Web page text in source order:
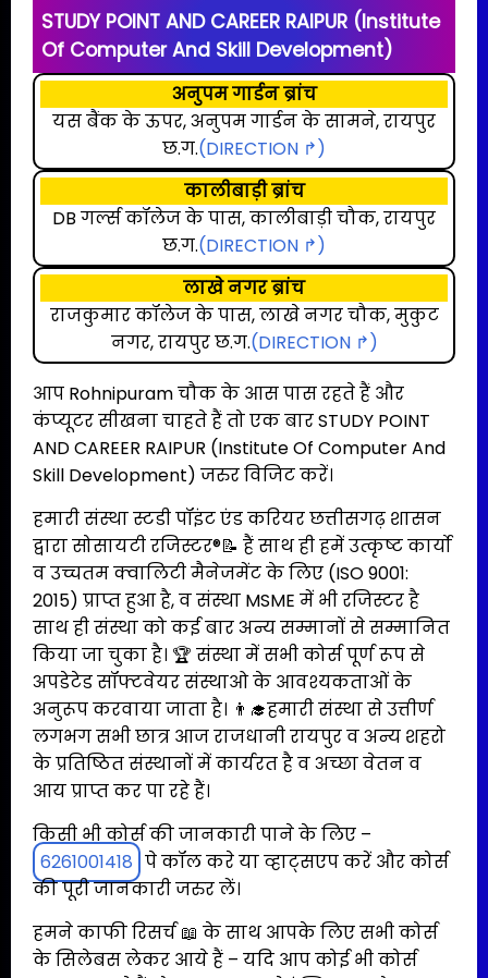
STUDY POINT AND CAREER RAIPUR (Institute
Of Computer And Skill Development)
अनुपम गार्डन ब्रांच
यस बैंक के ऊपर, अनुपम गार्डन के सामने, रायपुर
छ.ग.(DIRECTION ↱)
कालीबाड़ी ब्रांच
DB गर्ल्स कॉलेज के पास, कालीबाड़ी चौक, रायपुर
छ.ग.(DIRECTION ↱)
लाखे नगर ब्रांच
राजकुमार कॉलेज के पास, लाखे नगर चौक, मुकुट
नगर, रायपुर छ.ग.(DIRECTION ↱)
आप Rohnipuram चौक के आस पास रहते हैं और
कंप्यूटर सीखना चाहते हैं तो एक बार STUDY POINT
AND CAREER RAIPUR (Institute Of Computer And
Skill Development) जरुर विजिट करें।
हमारी संस्था स्टडी पॉइंट एंड करियर छत्तीसगढ़ शासन
द्वारा सोसायटी रजिस्टर®📝 हैं साथ ही हमें उत्कृष्ट कार्यो
व उच्चतम क्वालिटी मैनेजमेंट के लिए (ISO 9001:
2015) प्राप्त हुआ है, व संस्था MSME में भी रजिस्टर है
साथ ही संस्था को कई बार अन्य सम्मानों से सम्मानित
किया जा चुका है। 🏆 संस्था में सभी कोर्स पूर्ण रूप से
अपडेटेड सॉफ्टवेयर संस्थाओ के आवश्यकताओं के
अनुरूप करवाया जाता है। 👨‍🎓हमारी संस्था से उत्तीर्ण
लगभग सभी छात्र आज राजधानी रायपुर व अन्य शहरो
के प्रतिष्ठित संस्थानों में कार्यरत है व अच्छा वेतन व
आय प्राप्त कर पा रहे हैं।
किसी भी कोर्स की जानकारी पाने के लिए –
6261001418 पे कॉल करे या व्हाट्सएप करें और कोर्स
की पूरी जानकारी जरुर लें।
हमने काफी रिसर्च 📖 के साथ आपके लिए सभी कोर्स
के सिलेबस लेकर आये हैं – यदि आप कोई भी कोर्स